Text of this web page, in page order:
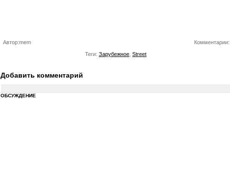
Автор:mem
Комментарии:
Теги: Зарубежное Street
Добавить комментарий
ОБСУЖДЕНИЕ